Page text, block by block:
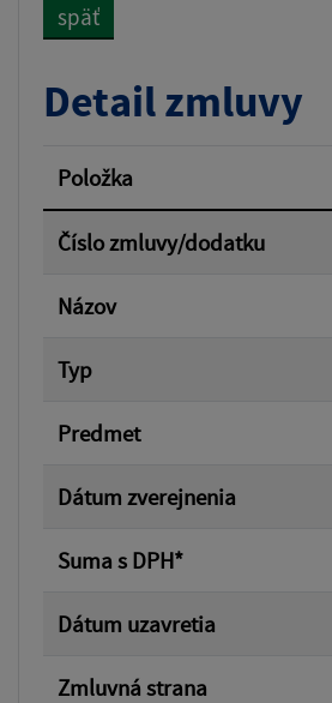
Suma od:
späť
Detail zmluvy
Položka
Číslo zmluvy/dodatku
Názov
Typ
Predmet
Dátum zverejnenia
Suma s DPH*
Dátum uzavretia
Zmluvná strana